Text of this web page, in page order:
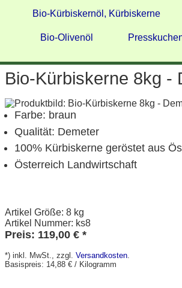
Bio-Kürbiskernöl, Kürbiskerne
Bio-Olivenöl
Bio-Kürbiskerne 8kg -
Farbe: braun
Qualität: Demeter
100% Kürbiskerne geröstet aus
Österreich Landwirtschaft
Artikel Größe: 8 kg
Artikel Nummer: ks8
Preis: 119,00 € *
*) inkl. MwSt., zzgl. Versandkosten
Basispreis: 14,88 € / Kilogramm